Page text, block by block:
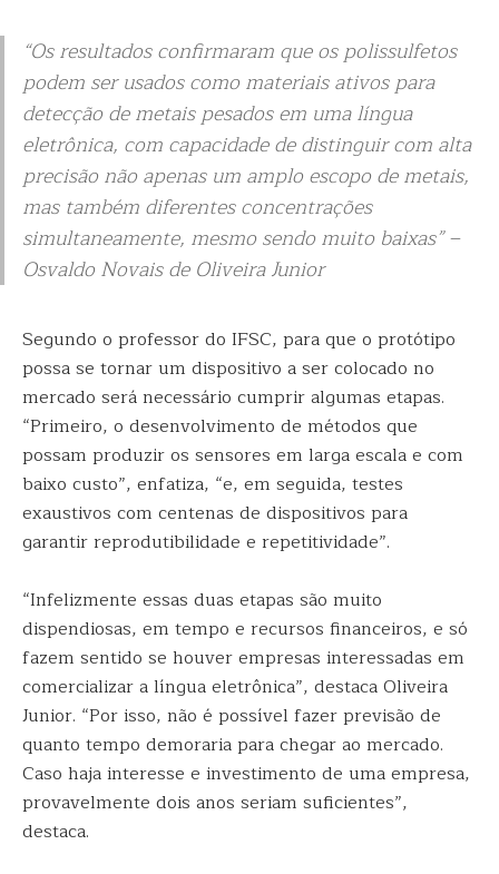
“Os resultados confirmaram que os polissulfetos
podem ser usados como materiais ativos para
detecção de metais pesados em uma língua
eletrônica, com capacidade de distinguir com alta
precisão não apenas um amplo escopo de metais,
mas também diferentes concentrações
simultaneamente, mesmo sendo muito baixas” –
Osvaldo Novais de Oliveira Junior
Segundo o professor do IFSC, para que o protótipo
possa se tornar um dispositivo a ser colocado no
mercado será necessário cumprir algumas etapas.
“Primeiro, o desenvolvimento de métodos que
possam produzir os sensores em larga escala e com
baixo custo”, enfatiza, “e, em seguida, testes
exaustivos com centenas de dispositivos para
garantir reprodutibilidade e repetitividade”.
“Infelizmente essas duas etapas são muito
dispendiosas, em tempo e recursos financeiros, e só
fazem sentido se houver empresas interessadas em
comercializar a língua eletrônica”, destaca Oliveira
Junior. “Por isso, não é possível fazer previsão de
quanto tempo demoraria para chegar ao mercado.
Caso haja interesse e investimento de uma empresa,
provavelmente dois anos seriam suficientes”,
destaca.